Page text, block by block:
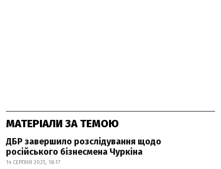
МАТЕРІАЛИ ЗА ТЕМОЮ
ДБР завершило розслідування щодо
російського бізнесмена Чуркіна
14 СЕРПНЯ 2025, 18:17